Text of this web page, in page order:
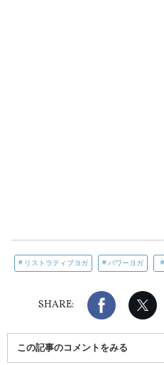
リストラティブヨガ パワーヨガ
SHARE:
Facebook
この記事のコメントをみる